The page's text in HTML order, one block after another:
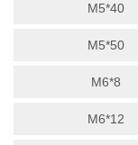
M5*40
M5*50
M6*8
M6*12